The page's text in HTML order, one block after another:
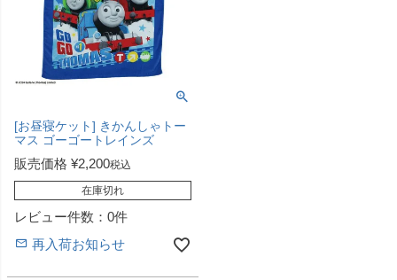
[お昼寝ケット] きかんしゃトー
マス ゴーゴートレインズ
販売価格 ¥2,200税込
在庫切れ
レビュー件数：0件
再入荷お知らせ